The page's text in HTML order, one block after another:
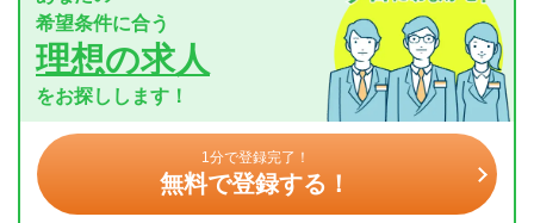
希望条件に合う
理想の求人
をお探しします！
1分で登録完了！
無料で登録する！